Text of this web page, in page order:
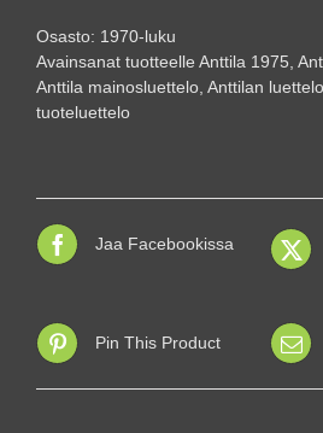
Osasto: 1970-luku
Avainsanat tuotteelle Anttila 1975,
Anttila mainosluettelo, Anttilan luettelo
tuoteluettelo
Jaa Facebookissa
Pin This Product